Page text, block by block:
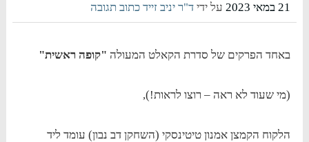
21 במאי 2023 על ידיד"ר יניב זייד כתוב תגובה
באחד הפרקים של סדרת הקאלט המעולה "קופה ראשית"
(מי שעוד לא ראה – רוצו לראות!),
הלקוח הקמצן אמנון טיטינסקי (השחקן דב נבון) עומד ליד